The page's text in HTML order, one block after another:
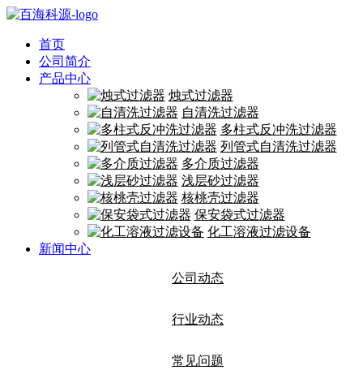
首页
公司简介
产品中心
烛式过滤器
自清洗过滤器
多柱式反冲洗过滤器
列管式自清洗过滤器
多介质过滤器
浅层砂过滤器
核桃壳过滤器
保安袋式过滤器
化工溶液过滤设备
新闻中心
公司动态
行业动态
常见问题